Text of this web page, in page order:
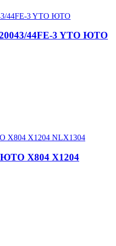
44FE-3 YTO ЮТО
X804 X1204